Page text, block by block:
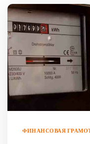
ФИНАНСОВАЯ